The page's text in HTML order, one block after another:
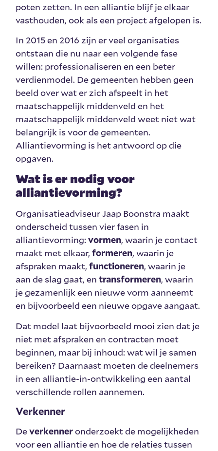
poten zetten. In een alliantie blijf je elkaar
vasthouden, ook als een project afgelopen is.
In 2015 en 2016 zijn er veel organisaties
ontstaan die nu naar een volgende fase
willen: professionaliseren en een beter
verdienmodel. De gemeenten hebben geen
beeld over wat er zich afspeelt in het
maatschappelijk middenveld en het
maatschappelijk middenveld weet niet wat
belangrijk is voor de gemeenten.
Alliantievorming is het antwoord op die
opgaven.
Wat is er nodig voor
alliantievorming?
Organisatieadviseur Jaap Boonstra maakt
onderscheid tussen vier fasen in
alliantievorming:vormen, waarin je contact
maakt met elkaar,formeren, waarin je
afspraken maakt,functioneren, waarin je
aan de slag gaat, entransformeren, waarin
je gezamenlijk een nieuwe vorm aanneemt
en bijvoorbeeld een nieuwe opgave aangaat.
Dat model laat bijvoorbeeld mooi zien dat je
niet met afspraken en contracten moet
beginnen, maar bij inhoud: wat wil je samen
bereiken? Daarnaast moeten de deelnemers
in een alliantie-in-ontwikkeling een aantal
verschillende rollen aannemen.
Verkenner
Deverkenneronderzoekt de mogelijkheden
voor een alliantie en hoe de relaties tussen